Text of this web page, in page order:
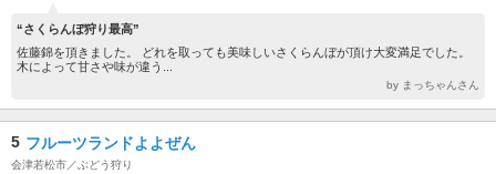
“さくらんぼ狩り最高”
佐藤錦を頂きました。 どれを取っても美味しいさくらんぼが頂け大変満足でした。
木によって甘さや味が違う...
by まっちゃんさん
5 フルーツランドよよぜん
会津若松市／ぶどう狩り